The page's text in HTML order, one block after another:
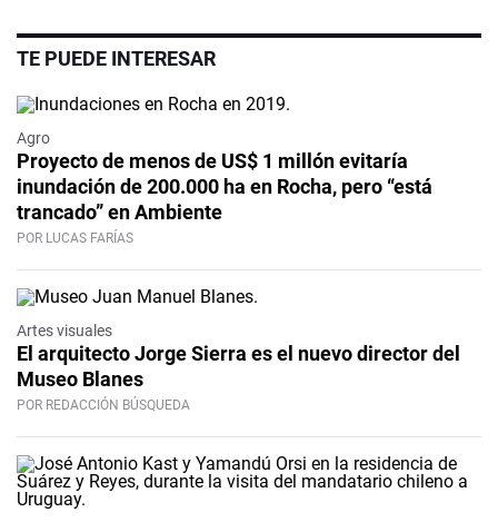
TE PUEDE INTERESAR
Agro
Proyecto de menos de US$ 1 millón evitaría
inundación de 200.000 ha en Rocha, pero “está
trancado” en Ambiente
POR LUCAS FARÍAS
Artes visuales
El arquitecto Jorge Sierra es el nuevo director del
Museo Blanes
POR REDACCIÓN BÚSQUEDA